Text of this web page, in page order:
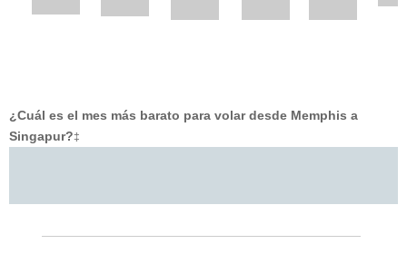
¿Cuál es el mes más barato para volar desde Memphis a
Singapur?‡